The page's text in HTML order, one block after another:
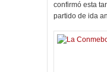
confirmó esta
partido de ida